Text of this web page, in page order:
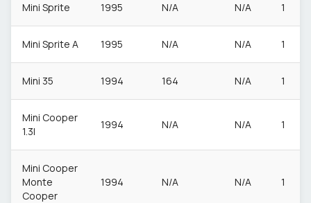
Mini Sprite 1995 N/A N/A 1
Mini Sprite A 1995 N/A N/A 1
Mini 35 1994 164 N/A 1
Mini Cooper
1.3I
1994 N/A N/A 1
Mini Cooper
Monte
Cooper
1994 N/A N/A 1